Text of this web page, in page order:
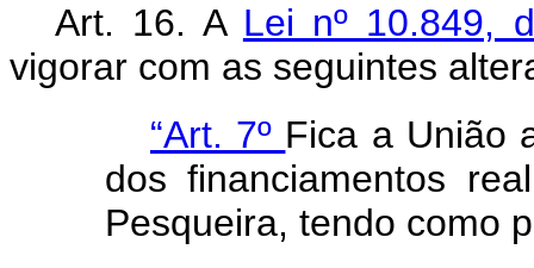
Art. 16. A Lei nº 10.849,
vigorar com as seguintes
“Art. 7º Fica a União
dos financiamentos
Pesqueira, tendo como